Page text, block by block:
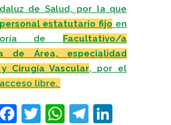
de Salud, por la que
estatutario fijo en
de Facultativo/a
de Área, especialidad
Cirugía Vascular, por el
acceso libre.
Facebook
Twitter
WhatsApp